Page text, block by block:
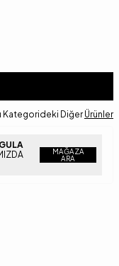
Kategorideki DiğerÜrünler
MAĞAZA
ARA